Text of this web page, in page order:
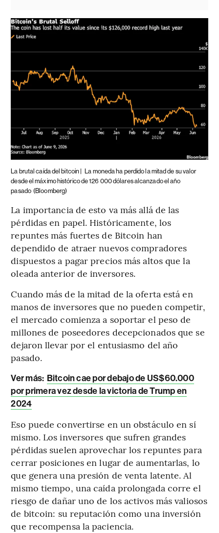
La brutal caída del bitcoin |
La moneda ha perdido la mitad de su valor
desde el máximo histórico de 126 000 dólares alcanzado el año
pasado (Bloomberg)
La importancia de esto va más allá de las
pérdidas en papel. Históricamente, los
repuntes más fuertes de Bitcoin han
dependido de atraer nuevos compradores
dispuestos a pagar precios más altos que la
oleada anterior de inversores.
Cuando más de la mitad de la oferta está en
manos de inversores que no pueden competir,
el mercado comienza a soportar el peso de
millones de poseedores decepcionados que se
dejaron llevar por el entusiasmo del año
pasado.
Ver más: Bitcoin cae por debajo de US$60.000
por primera vez desde la victoria de Trump en
2024
Eso puede convertirse en un obstáculo en sí
mismo. Los inversores que sufren grandes
pérdidas suelen aprovechar los repuntes para
cerrar posiciones en lugar de aumentarlas, lo
que genera una presión de venta latente. Al
mismo tiempo, una caída prolongada corre el
riesgo de dañar uno de los activos más valiosos
de bitcoin: su reputación como una inversión
que recompensa la paciencia.